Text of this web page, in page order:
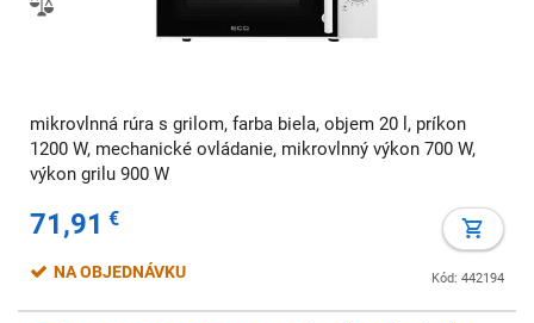
mikrovlnná rúra s grilom, farba biela, objem 20 l, príkon
1200 W, mechanické ovládanie, mikrovlnný výkon 700 W,
výkon grilu 900 W
71,91 €
Kód: 442194
NA OBJEDNÁVKU